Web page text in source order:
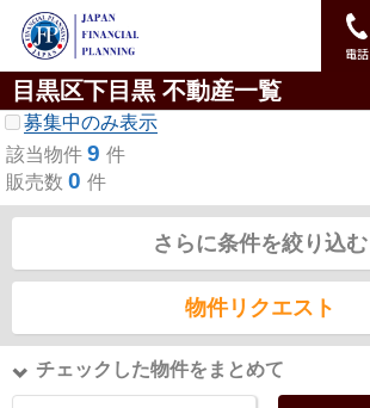
電話
目黒区下目黒 不動産一覧
募集中のみ表示
該当物件 9 件
販売数 0 件
さらに条件を絞り込む
物件リクエスト
チェックした物件をまとめて